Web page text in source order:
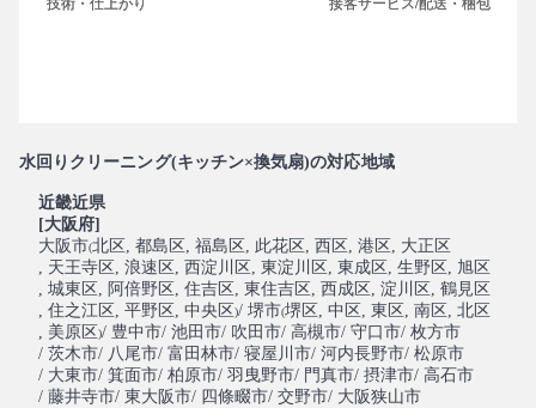
水回りクリーニング(キッチン×換気扇)の対応地域
近畿近県
[大阪府]
大阪市(北区 , 都島区 , 福島区 , 此花区 , 西区 , 港区 , 大正区
, 天王寺区 , 浪速区 , 西淀川区 , 東淀川区 , 東成区 , 生野区 , 旭区
, 城東区 , 阿倍野区 , 住吉区 , 東住吉区 , 西成区 , 淀川区 , 鶴見区
, 住之江区 , 平野区 , 中央区)/ 堺市(堺区 , 中区 , 東区 , 南区 , 北区
, 美原区)/ 豊中市/ 池田市/ 吹田市/ 高槻市/ 守口市/ 枚方市
/ 茨木市/ 八尾市/ 富田林市/ 寝屋川市/ 河内長野市/ 松原市
/ 大東市/ 箕面市/ 柏原市/ 羽曳野市/ 門真市/ 摂津市/ 高石市
/ 藤井寺市/ 東大阪市/ 四條畷市/ 交野市/ 大阪狭山市